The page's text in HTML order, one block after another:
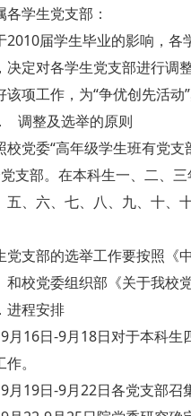
各学生党支部：
2010届学生毕业的影响，
决定对各学生党支部进行调
该项工作，为“争优创先活动
调整及选举的原则
校党委“高年级学生班有党
支部。在本科生一、二、
五、六、七、八、九、十、
党支部的选举工作要按照《
和校党委组织部《关于我校
进程安排
月16日-9月18日对于本科
。
月19日-9月22日各党支部召